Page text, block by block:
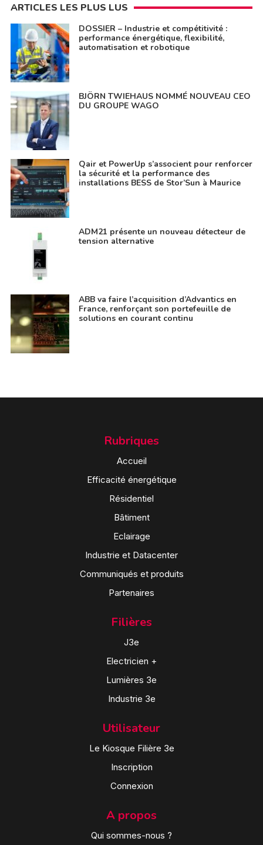
ARTICLES LES PLUS LUS
DOSSIER – Industrie et compétitivité :
performance énergétique, flexibilité,
automatisation et robotique
BJÖRN TWIEHAUS NOMMÉ NOUVEAU CEO
DU GROUPE WAGO
Qair et PowerUp s’associent pour renforcer
la sécurité et la performance des
installations BESS de Stor’Sun à Maurice
ADM21 présente un nouveau détecteur de
tension alternative
ABB va faire l’acquisition d’Advantics en
France, renforçant son portefeuille de
solutions en courant continu
Rubriques
Accueil
Efficacité énergétique
Résidentiel
Bâtiment
Eclairage
Industrie et Datacenter
Communiqués et produits
Partenaires
Filières
J3e
Electricien +
Lumières 3e
Industrie 3e
Utilisateur
Le Kiosque Filière 3e
Inscription
Connexion
A propos
Qui sommes-nous ?